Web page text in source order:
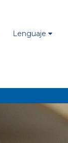
Lenguaje